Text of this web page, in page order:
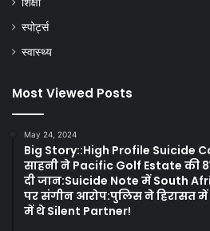
शिक्षा
स्पोर्ट्स
स्वास्थ्य
Most Viewed Posts
May 24, 2024
Big Story::High Profile Suicide
साहनी ने Pacific Golf Estate की
दी जान:Suicide Note में South
पर संगीन आरोप:पुलिस ने हिरासत
में थे Silent Partner!